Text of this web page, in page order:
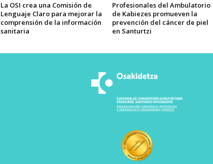
La OSI crea una Comisión de
Lenguaje Claro para mejorar la
comprensión de la información
sanitaria
Profesionales del Ambulatorio
de Kabiezes promueven la
prevención del cáncer de piel
en Santurtzi